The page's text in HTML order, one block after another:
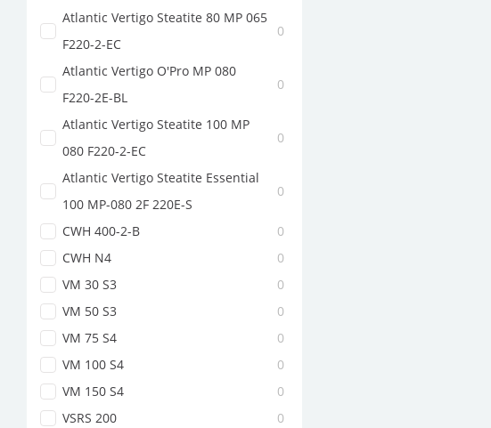
Atlantic Vertigo Steatite 80 MP 065
F220-2-EC
0
Atlantic Vertigo O'Pro MP 080
F220-2E-BL
0
Atlantic Vertigo Steatite 100 MP
080 F220-2-EC
0
Atlantic Vertigo Steatite Essential
100 MP-080 2F 220E-S
0
CWH 400-2-B
0
CWH N4
0
VM 30 S3
0
VM 50 S3
0
VM 75 S4
0
VM 100 S4
0
VM 150 S4
0
VSRS 200
0